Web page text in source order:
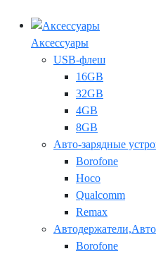
Аксессуары
USB-флеш
16GB
32GB
4GB
8GB
Авто-зарядные
Borofone
Hoco
Qualcomm
Remax
Borofone